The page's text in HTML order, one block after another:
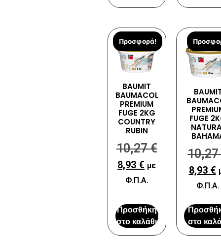
Προσφορά!
BAUMIT
BAUMACOL
PREMIUM
FUGE 2KG
COUNTRY
RUBIN
10,27€
8,93 € με
Φ.Π.Α.
Προσθήκη
στο καλάθι
FUGE
8,93 €
Φ.Π.Α.
στο